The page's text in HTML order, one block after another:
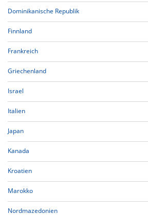
Dominikanische Republik
Finnland
Frankreich
Griechenland
Israel
Italien
Japan
Kanada
Kroatien
Marokko
Nordmazedonien